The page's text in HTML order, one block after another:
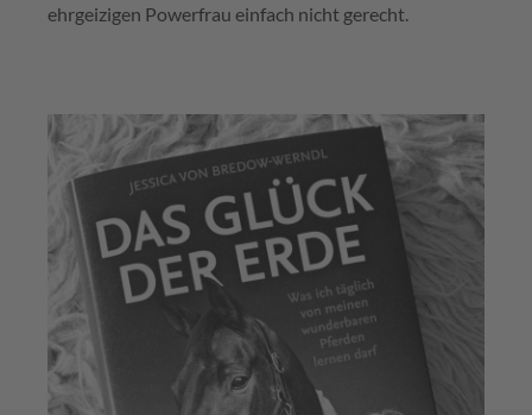
ehrgeizigen Powerfrau einfach nicht gerecht.